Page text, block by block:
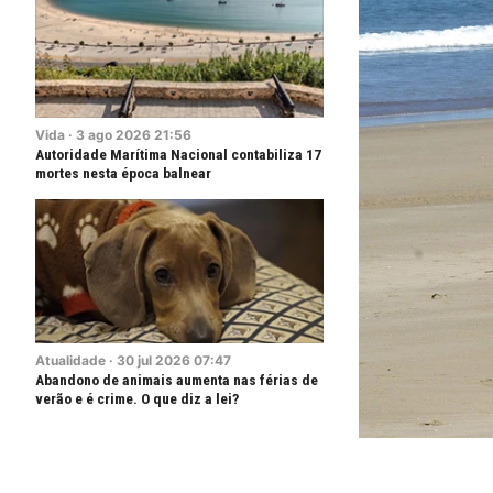
Vida · 3 ago 2026 21:56
Autoridade Marítima Nacional contabiliza 17
mortes nesta época balnear
Atualidade · 30 jul 2026 07:47
Abandono de animais aumenta nas férias de
verão e é crime. O que diz a lei?